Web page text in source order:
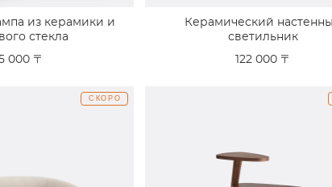
из керамики и
стекла
000 〒
Керамический
светильник
122 000 〒
СКОРО